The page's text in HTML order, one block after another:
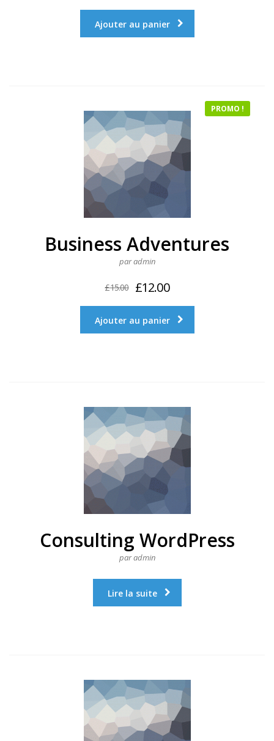
Ajouter au panier
PROMO !
Business Adventures
par admin
£15.00 £12.00
Ajouter au panier
Consulting WordPress
par admin
Lire la suite